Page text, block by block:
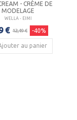
- CRÈME DE
MODELAGE
WELLA - EIMI
€ 12,49 € -40%
au panier